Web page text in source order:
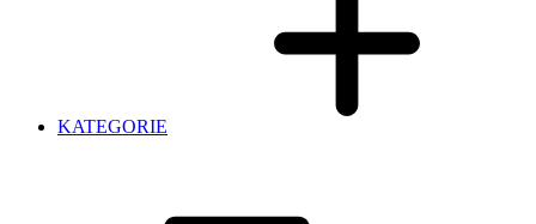
KATEGORIE